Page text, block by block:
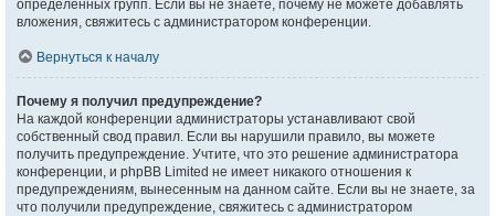
определённых групп. Если вы не знаете, почему не можете добавлять
вложения, свяжитесь с администратором конференции.
Вернуться к началу
Почему я получил предупреждение?
На каждой конференции администраторы устанавливают свой
собственный свод правил. Если вы нарушили правило, вы можете
получить предупреждение. Учтите, что это решение администратора
конференции, и phpBB Limited не имеет никакого отношения к
предупреждениям, вынесенным на данном сайте. Если вы не знаете, за
что получили предупреждение, свяжитесь с администратором